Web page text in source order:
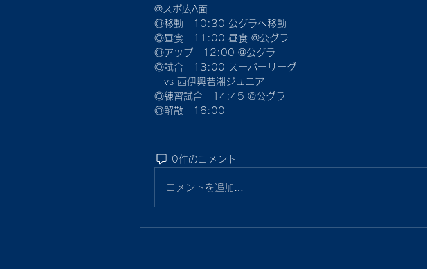
@スポ広A面
◎移動　10:30 公グラへ移動
◎昼食　11:00 昼食 @公グラ
◎アップ　12:00 @公グラ
◎試合　13:00 スーパーリーグ
vs 西伊興若潮ジュニア
◎練習試合　14:45 @公グラ
◎解散　16:00
0件のコメント
コメントを追加…